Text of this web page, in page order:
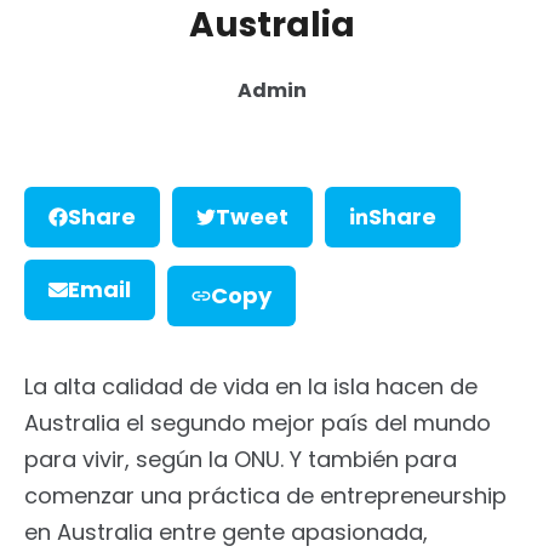
Australia
Admin
Share Tweet Share
Email Copy
La alta calidad de vida en la isla hacen de
Australia el segundo mejor país del mundo
para vivir, según la ONU. Y también para
comenzar una práctica de entrepreneurship
en Australia entre gente apasionada,